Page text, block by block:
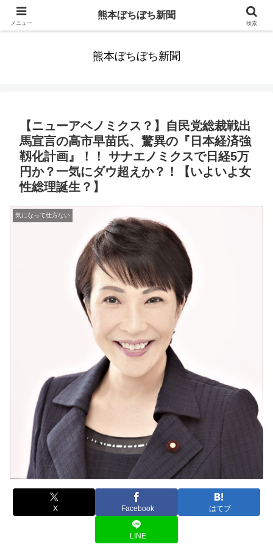
みんなまだ気づかずすごしていたんだわ。ずっといっしょに歩いてゆけるっ
熊本ぼちぼち新聞
【ニューアベノミクス？】自民党総裁戦出
馬宣言の高市早苗氏、驚異の『日本経済強
靱化計画』！！ サナエノミクスで日経5万
円か？一気にダウ超えか？！【いよいよ女
性総理誕生？】
気になって仕方ない
X Facebook はてブ
LINE
メニュー
熊本ぼちぼち新聞
検索